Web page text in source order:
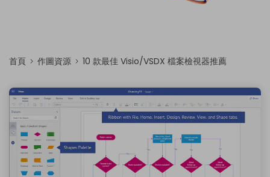
首頁 作圖資源 10 款最佳 Visio/VSDX 檔案檢視器推薦